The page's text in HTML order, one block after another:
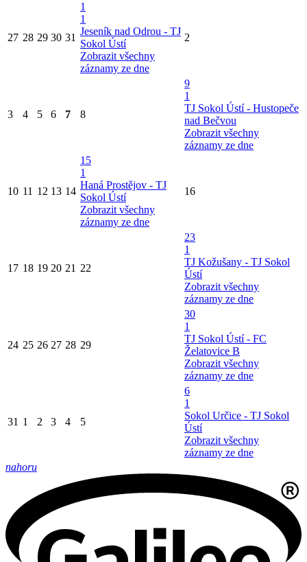
27 28 29 30 31
1
1
Jeseník nad Odrou - TJ
Sokol Ústí
Zobrazit všechny
záznamy ze dne
2
3 4 5 6 7 8
9
1
TJ Sokol Ústí - Hustopeče
nad Bečvou
Zobrazit všechny
záznamy ze dne
10 11 12 13 14
15
1
Haná Prostějov - TJ
Sokol Ústí
Zobrazit všechny
záznamy ze dne
16
17 18 19 20 21 22
23
1
TJ Kožušany - TJ Sokol
Ústí
Zobrazit všechny
záznamy ze dne
24 25 26 27 28 29
30
1
TJ Sokol Ústí - FC
Želatovice B
Zobrazit všechny
záznamy ze dne
31 1 2 3 4 5
6
1
Sokol Určice - TJ Sokol
Ústí
Zobrazit všechny
záznamy ze dne
nahoru